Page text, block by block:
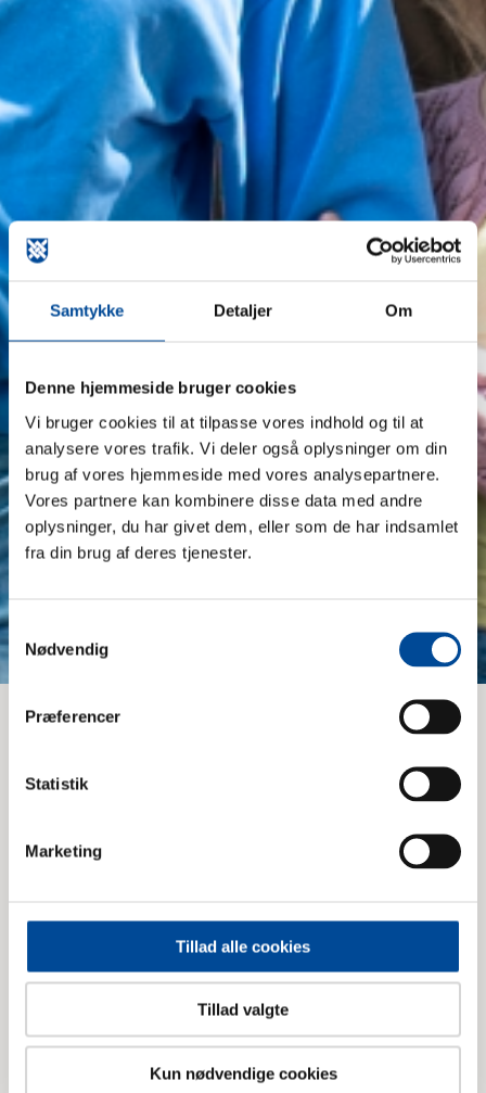
Samtykke Detaljer Om
Denne hjemmeside bruger cookies
Vi bruger cookies til at tilpasse vores indhold og til at
analysere vores trafik. Vi deler også oplysninger om din
brug af vores hjemmeside med vores analysepartnere.
Vores partnere kan kombinere disse data med andre
oplysninger, du har givet dem, eller som de har indsamlet
fra din brug af deres tjenester.
Samtykkevalg
Nødvendig
Præferencer
Statistik
Marketing
Tillad alle cookies
Tillad valgte
Kun nødvendige cookies
Det sker
Håndarbejdscafé
Håndarbejdscafé